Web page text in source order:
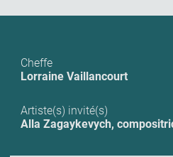
Cheffe
Lorraine Vaillancourt
Artiste(s) invité(s)
Alla Zagaykevych,